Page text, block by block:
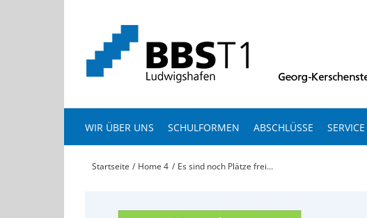
WIR ÜBER UNS SCHULFORMEN ABSCHLÜSSE SERVICE
Startseite Home 4 Es sind noch Plätze frei…
grösseres